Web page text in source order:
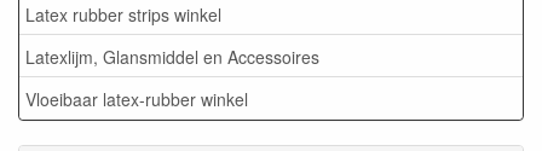
Latex rubber strips winkel
Latexlijm, Glansmiddel en Accessoires
Vloeibaar latex-rubber winkel